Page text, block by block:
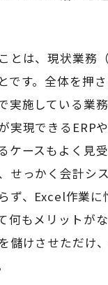
とは、現状業務
です。全体を押
実施している業
実現できるERP
ケースもよく見受
せっかく会計シ
ず、Excel作業に
何もメリットが
儲けさせただけ